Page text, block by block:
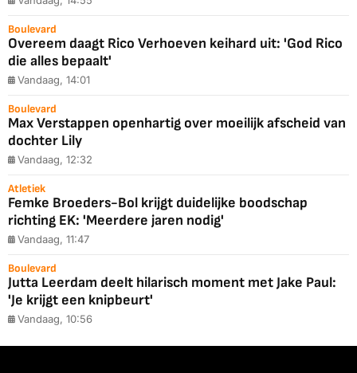
Boulevard
Overeem daagt Rico Verhoeven keihard uit: 'God Rico
die alles bepaalt'
Vandaag, 14:01
Boulevard
Max Verstappen openhartig over moeilijk afscheid van
dochter Lily
Vandaag, 12:32
Atletiek
Femke Broeders-Bol krijgt duidelijke boodschap
richting EK: 'Meerdere jaren nodig'
Vandaag, 11:47
Boulevard
Jutta Leerdam deelt hilarisch moment met Jake Paul:
'Je krijgt een knipbeurt'
Vandaag, 10:56